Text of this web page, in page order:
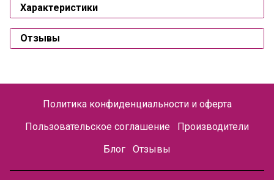
Характеристики
Отзывы
Политика конфиденциальности и оферта
Пользовательское соглашение
Производители
Блог
Отзывы